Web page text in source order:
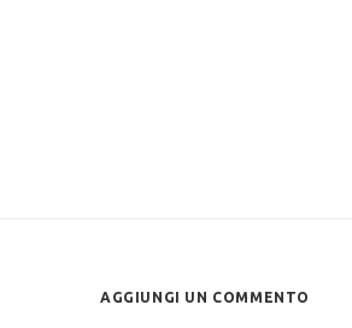
AGGIUNGI UN COMMENTO